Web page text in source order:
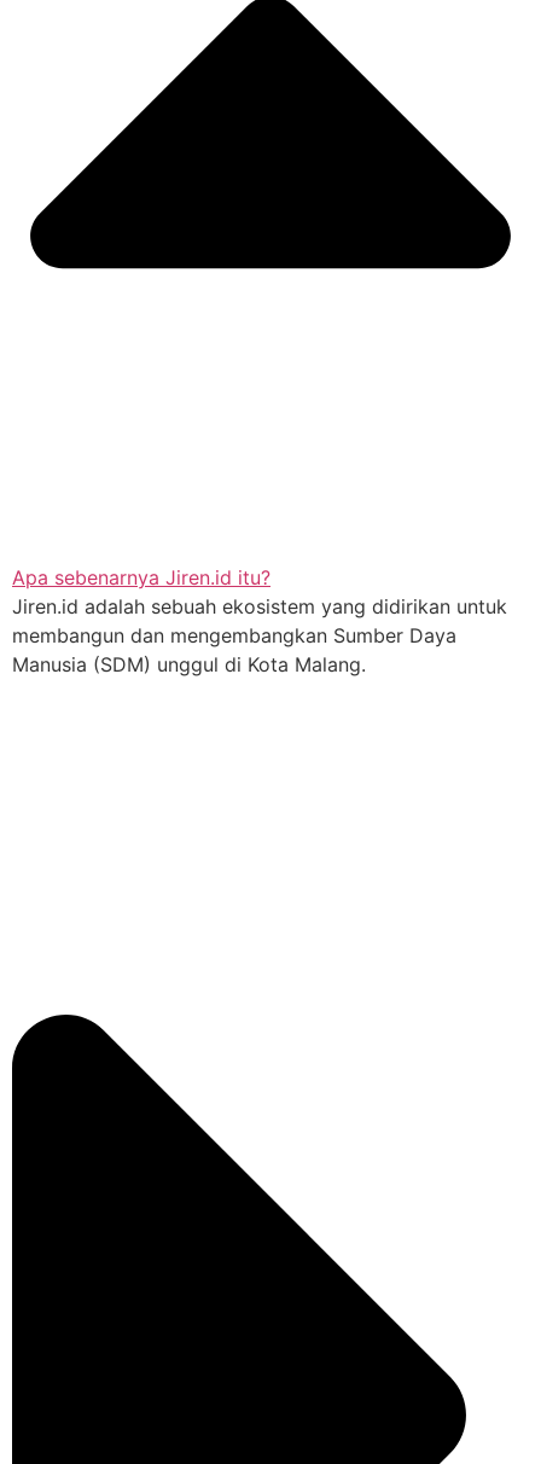
Apa sebenarnya Jiren.id itu?
Jiren.id adalah sebuah ekosistem yang didirikan untuk
membangun dan mengembangkan Sumber Daya
Manusia (SDM) unggul di Kota Malang.